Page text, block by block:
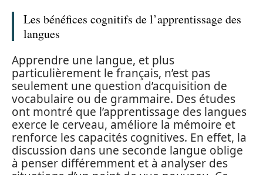
Les bénéfices cognitifs de l’apprentissage des
langues
Apprendre une langue, et plus
particulièrement le français, n’est pas
seulement une question d’acquisition de
vocabulaire ou de grammaire. Des études
ont montré que l’apprentissage des langues
exerce le cerveau, améliore la mémoire et
renforce les capacités cognitives. En effet, la
discussion dans une seconde langue oblige
à penser différemment et à analyser des